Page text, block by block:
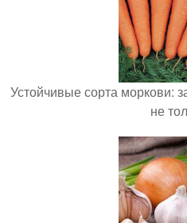
Устойчивые сорта моркови:
не